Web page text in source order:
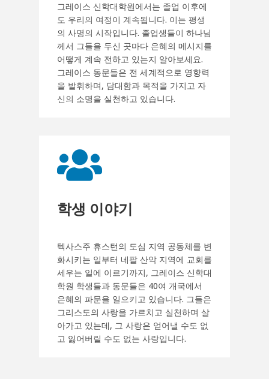
그레이스 신학대학원에서는 졸업 이후에
도 우리의 여정이 계속됩니다. 이는 평생
의 사명의 시작입니다. 졸업생들이 하나님
께서 그들을 두신 곳마다 은혜의 메시지를
어떻게 계속 전하고 있는지 알아보세요.
그레이스 동문들은 전 세계적으로 영향력
을 발휘하며, 담대함과 목적을 가지고 자
신의 소명을 실천하고 있습니다.

학생 이야기
텍사스주 휴스턴의 도심 지역 공동체를 변
화시키는 일부터 네팔 산악 지역에 교회를
세우는 일에 이르기까지, 그레이스 신학대
학원 학생들과 동문들은 40여 개국에서
은혜의 파문을 일으키고 있습니다. 그들은
그리스도의 사랑을 가르치고 실천하며 살
아가고 있는데, 그 사랑은 얻어낼 수도 없
고 잃어버릴 수도 없는 사랑입니다.